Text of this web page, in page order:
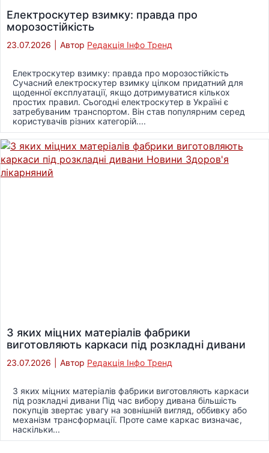
Електроскутер взимку: правда про
морозостійкість
23.07.2026 Автор Редакція Інфо Тренд
Електроскутер взимку: правда про морозостійкість
Сучасний електроскутер взимку цілком придатний для
щоденної експлуатації, якщо дотримуватися кількох
простих правил. Сьогодні електроскутер в Україні є
затребуваним транспортом. Він став популярним серед
користувачів різних категорій....
З яких міцних матеріалів фабрики
виготовляють каркаси під розкладні дивани
23.07.2026 Автор Редакція Інфо Тренд
З яких міцних матеріалів фабрики виготовляють каркаси
під розкладні дивани Під час вибору дивана більшість
покупців звертає увагу на зовнішній вигляд, оббивку або
механізм трансформації. Проте саме каркас визначає,
наскільки...